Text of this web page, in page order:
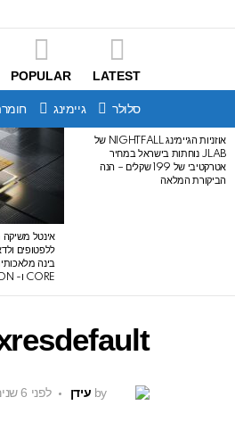
LATEST
POPULAR
סלולר גיימינג
LATEST
STORIES
אוזניות הגיימינג NIGHTFALL של
JLAB נוחתות בישראל במחיר
אטרקטיבי של 199 שקלים – הנה
הביקורת המלאה
אינטל משיקה
ללפטופים
CORE ו- INTEL XEON מהדור ה-5
by עידן לפני 6 שנים